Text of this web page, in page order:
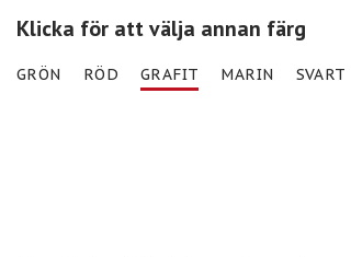
Klicka för att välja annan färg
GRÖN RÖD GRAFIT MARIN SVART